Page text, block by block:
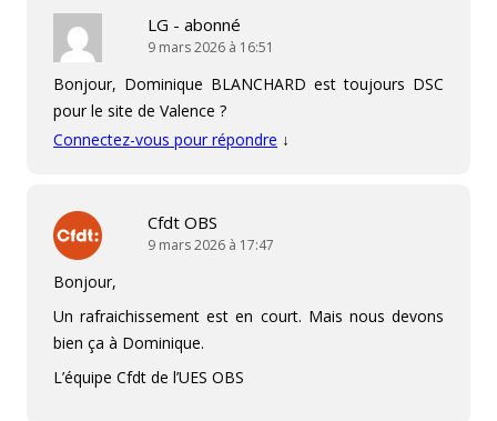
LG - abonné
9 mars 2026 à 16:51
Bonjour, Dominique BLANCHARD est toujours DSC
pour le site de Valence ?
Connectez-vous pour répondre ↓
Cfdt OBS
9 mars 2026 à 17:47
Bonjour,
Un rafraichissement est en court. Mais nous devons
bien ça à Dominique.
L’équipe Cfdt de l’UES OBS